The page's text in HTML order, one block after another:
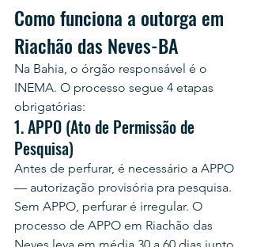
Como funciona a outorga em
Riachão das Neves-BA
Na Bahia, o órgão responsável é o
INEMA. O processo segue 4 etapas
obrigatórias:
1. APPO (Ato de Permissão de
Pesquisa)
Antes de perfurar, é necessário a APPO
— autorização provisória pra pesquisa.
Sem APPO, perfurar é irregular. O
processo de APPO em Riachão das